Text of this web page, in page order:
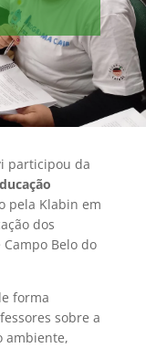
participou da
pela Klabin em
dos
Belo do
forma
sobre a
ambiente,